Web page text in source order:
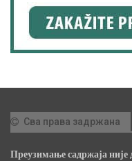
Сва права задржана
Преузимање садржаја није